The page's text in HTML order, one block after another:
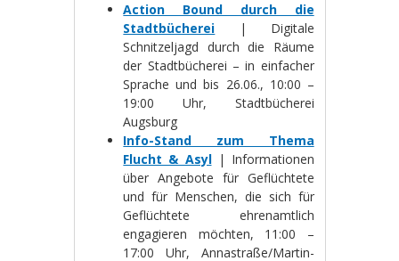
Action Bound durch die
Stadtbücherei | Digitale
Schnitzeljagd durch die Räume
der Stadtbücherei – in einfacher
Sprache und bis 26.06., 10:00 –
19:00 Uhr, Stadtbücherei
Augsburg
Info-Stand zum Thema
Flucht & Asyl| Informationen
über Angebote für Geflüchtete
und für Menschen, die sich für
Geflüchtete ehrenamtlich
engagieren möchten, 11:00 –
17:00 Uhr, Annastraße/Martin-